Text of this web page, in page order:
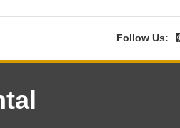
Follow Us: